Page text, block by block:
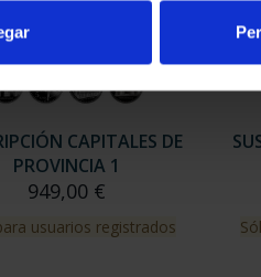
CAPITALES DE
PROVINCIA 1
949,00 €
usuarios registrados